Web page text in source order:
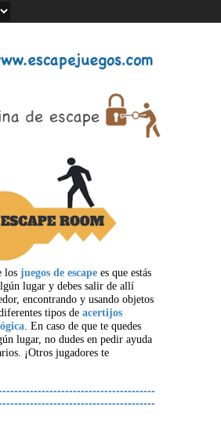
los juegos de escape es que estás
lugar y debes salir de allí
encontrando y usando objetos
tipos de acertijos
. En caso de que te quedes
lugar, no dudes en pedir ayuda
¡Otros jugadores te